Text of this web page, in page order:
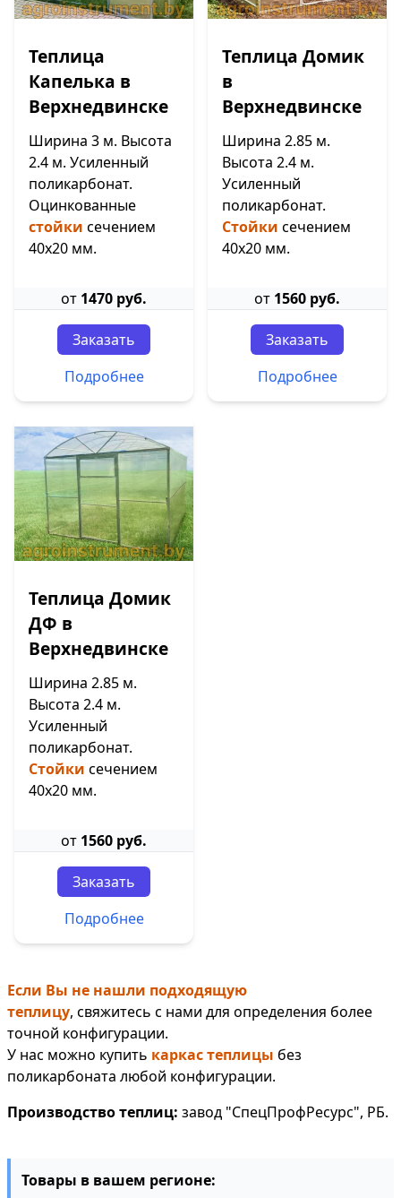
Теплица
Капелька в
Верхнедвинске
Ширина 3 м. Высота
2.4 м. Усиленный
поликарбонат.
Оцинкованные
стойки сечением
40х20 мм.
от 1470 руб.
Заказать
Подробнее
Теплица Домик
в
Верхнедвинске
Ширина 2.85 м.
Высота 2.4 м.
Усиленный
поликарбонат.
Стойки сечением
40х20 мм.
от 1560 руб.
Заказать
Подробнее
Теплица Домик
ДФ в
Верхнедвинске
Ширина 2.85 м.
Высота 2.4 м.
Усиленный
поликарбонат.
Стойки сечением
40х20 мм.
от 1560 руб.
Заказать
Подробнее
Если Вы не нашли подходящую
теплицу, свяжитесь с нами для определения более
точной конфигурации.
У нас можно купить каркас теплицы без
поликарбоната любой конфигурации.
Производство теплиц: завод "СпецПрофРесурс", РБ.
Товары в вашем регионе: